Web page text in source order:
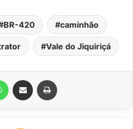
BR-420 caminhão
Vale do Jiquiriçá
WhatsAppCompartilhar via e-mail